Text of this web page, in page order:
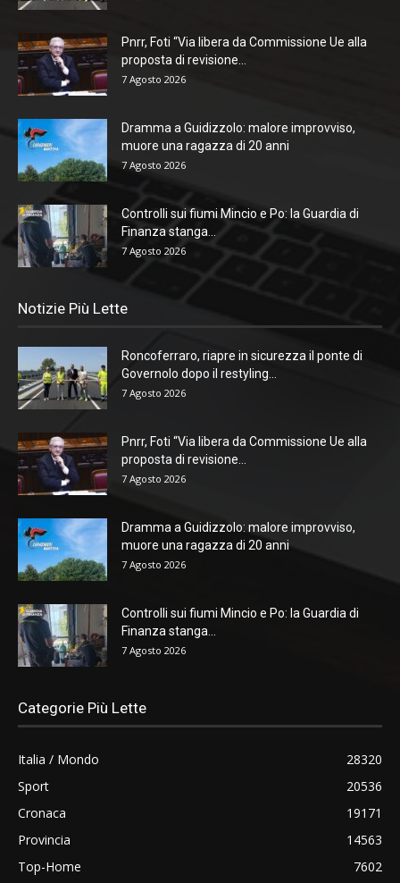
Pnrr, Foti “Via libera da Commissione Ue alla
proposta di revisione...
7 Agosto 2026
Dramma a Guidizzolo: malore improvviso,
muore una ragazza di 20 anni
7 Agosto 2026
Controlli sui fiumi Mincio e Po: la Guardia di
Finanza stanga...
7 Agosto 2026
Notizie Più Lette
Roncoferraro, riapre in sicurezza il ponte di
Governolo dopo il restyling...
7 Agosto 2026
Pnrr, Foti “Via libera da Commissione Ue alla
proposta di revisione...
7 Agosto 2026
Dramma a Guidizzolo: malore improvviso,
muore una ragazza di 20 anni
7 Agosto 2026
Controlli sui fiumi Mincio e Po: la Guardia di
Finanza stanga...
7 Agosto 2026
Categorie Più Lette
Italia / Mondo
28320
Sport
20536
Cronaca
19171
Provincia
14563
Top-Home
7602